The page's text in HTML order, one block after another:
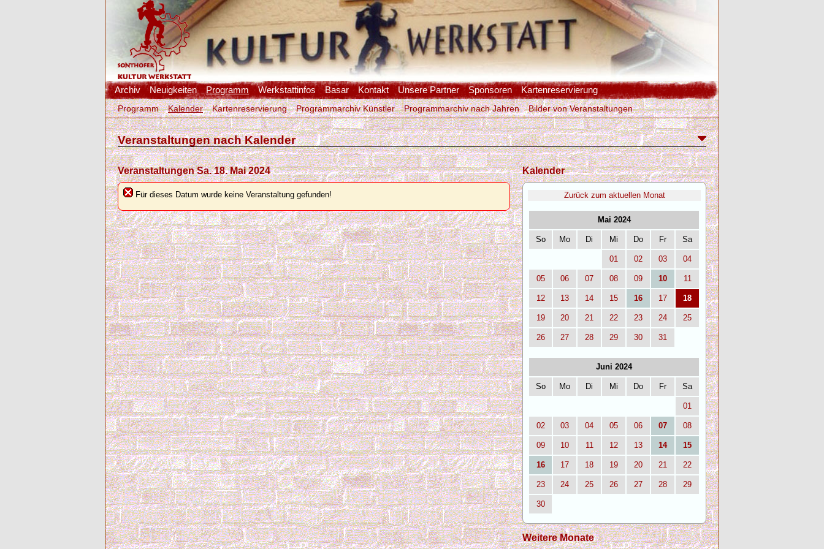
Archiv Neuigkeiten Programm Werkstattinfos Basar Kontakt Unsere Partner Sponsoren Kartenreservierung
Programm Kalender Kartenreservierung Programmarchiv Künstler Programmarchiv nach Jahren Bilder von Veranstaltungen
Veranstaltungen nach Kalender
Veranstaltungen Sa. 18. Mai 2024
Für dieses Datum wurde keine Veranstaltung gefunden!
Kalender
Zurück zum aktuellen Monat
Mai 2024
So Mo Di Mi Do Fr Sa
01 02 03 04
05 06 07 08 09 10 11
12 13 14 15 16 17 18
19 20 21 22 23 24 25
26 27 28 29 30 31
Juni 2024
So Mo Di Mi Do Fr Sa
01
02 03 04 05 06 07 08
09 10 11 12 13 14 15
16 17 18 19 20 21 22
23 24 25 26 27 28 29
30
Weitere Monate